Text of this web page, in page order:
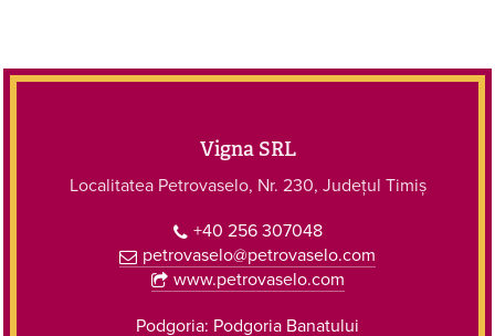
Vigna SRL
Localitatea Petrovaselo, Nr. 230, Județul Timiș
+40 256 307048
petrovaselo@petrovaselo.com
www.petrovaselo.com
Podgoria: Podgoria Banatului